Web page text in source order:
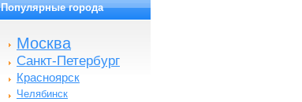
Популярные города
Москва
Санкт-Петербург
Красноярск
Челябинск